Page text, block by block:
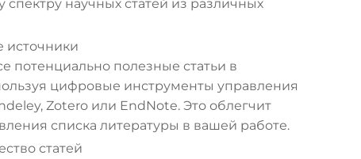
научных статей из различных
источники
потенциально полезные статьи в
цифровые инструменты управления
Zotero или EndNote. Это облегчит
списка литературы в вашей работе.
статей